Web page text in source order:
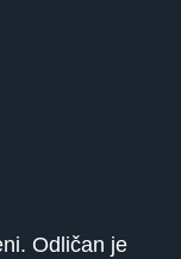
Odličan je